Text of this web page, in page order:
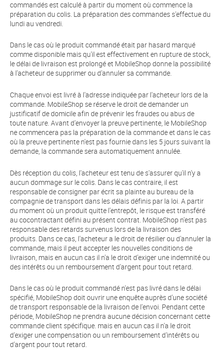
commandés est calculé à partir du moment où commence la
préparation du colis. La préparation des commandes s'effectue du
lundi au vendredi.
Dans le cas où le produit commandé était par hasard marqué
comme disponible mais qu'il est effectivement en rupture de stock,
le délai de livraison est prolongé et MobileShop donne la possibilité
à l'acheteur de supprimer ou d'annuler sa commande.
Chaque envoi est livré à l'adresse indiquée par l'acheteur lors de la
commande. MobileShop se réserve le droit de demander un
justificatif de domicile afin de prévenir les fraudes ou abus de
toute nature. Avant d'envoyer la preuve pertinente, le MobileShop
ne commencera pas la préparation de la commande et dans le cas
où la preuve pertinente n'est pas fournie dans les 5 jours suivant la
demande, la commande sera automatiquement annulée.
Dès réception du colis, l'acheteur est tenu de s'assurer qu'il n'y a
aucun dommage sur le colis. Dans le cas contraire, il est
responsable de consigner par écrit sa plainte au bureau de la
compagnie de transport dans les délais définis par la loi. A partir
du moment où un produit quitte l'entrepôt, le risque est transféré
au cocontractant défini au présent contrat. MobileShop n'est pas
responsable des retards survenus lors de la livraison des
produits. Dans ce cas, l'acheteur a le droit de résilier ou d'annuler la
commande, mais il peut accepter les nouvelles conditions de
livraison, mais en aucun cas il n'a le droit d'exiger une indemnité ou
des intérêts ou un remboursement d'argent pour tout retard.
Dans le cas où le produit commandé n'est pas livré dans le délai
spécifié, MobileShop doit ouvrir une enquête auprès d'une société
de transport responsable de la livraison de l'envoi. Pendant cette
période, MobileShop ne prendra aucune décision concernant cette
commande client spécifique. mais en aucun cas il n'a le droit
d'exiger une compensation ou un remboursement d'intérêts ou
d'argent pour tout retard.